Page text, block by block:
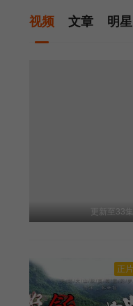
视频 文章 明星
更新至33集
正片